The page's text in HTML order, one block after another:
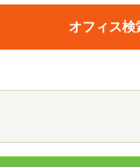
オフィス検